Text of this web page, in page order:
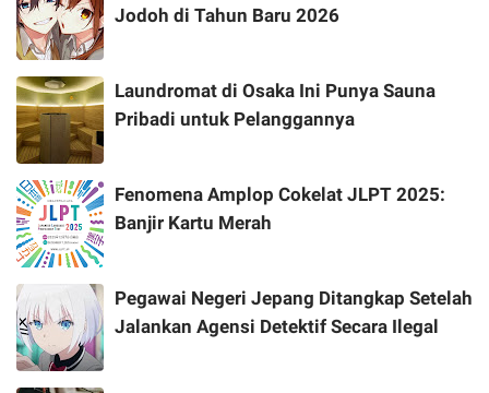
Jodoh di Tahun Baru 2026
Laundromat di Osaka Ini Punya Sauna
Pribadi untuk Pelanggannya
Fenomena Amplop Cokelat JLPT 2025:
Banjir Kartu Merah
Pegawai Negeri Jepang Ditangkap Setelah
Jalankan Agensi Detektif Secara Ilegal